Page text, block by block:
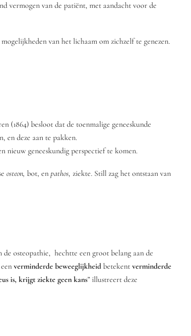
vermogen van de patiënt, met aandacht voor de
van het lichaam om zichzelf te genezen.
(1864) besloot dat de toenmalige geneeskunde
en deze aan te pakken.
nieuw geneeskundig perspectief te komen.
osteon, bot, en pathos, ziekte. Still zag het ontstaan van
de osteopathie, hechtte een groot belang aan de
verminderde beweeglijkheid betekent verminderde
is, krijgt ziekte geen kans” illustreert deze